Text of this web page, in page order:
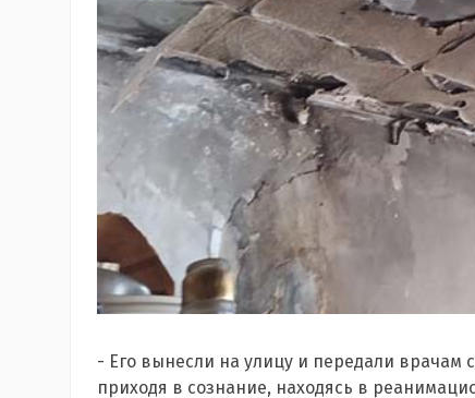
- Его вынесли на улицу и передали врачам
приходя в сознание, находясь в